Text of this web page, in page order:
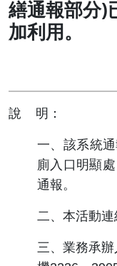
繕通報部分)
加利用。
說 明：
一、該系統
廁入口明顯
通報。
二、本活動連
三、業務承